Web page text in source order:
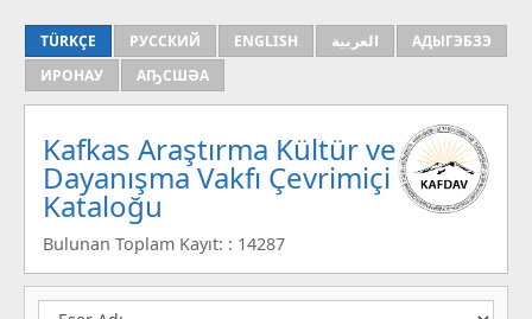
TÜRKÇE РУССКИЙ ENGLISH العربية
АДЫГЭБЗЭ
ИРОНАУ
АҦСШӘА
Kafkas Araştırma Kültür ve
Dayanışma Vakfı Çevrimiçi
Kataloğu
Bulunan Toplam Kayıt: : 14287